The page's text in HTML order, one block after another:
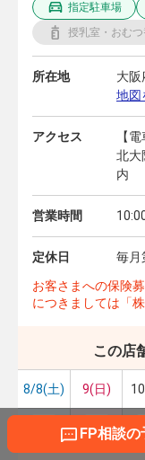
指定駐車場
授乳室・おむ
所在地
大阪
地図
アクセス
【
北大
内
営業時間
定休日
毎月
お客さまへの保険
につきましては「
この店
8/8(土) 9(日)
FP相談